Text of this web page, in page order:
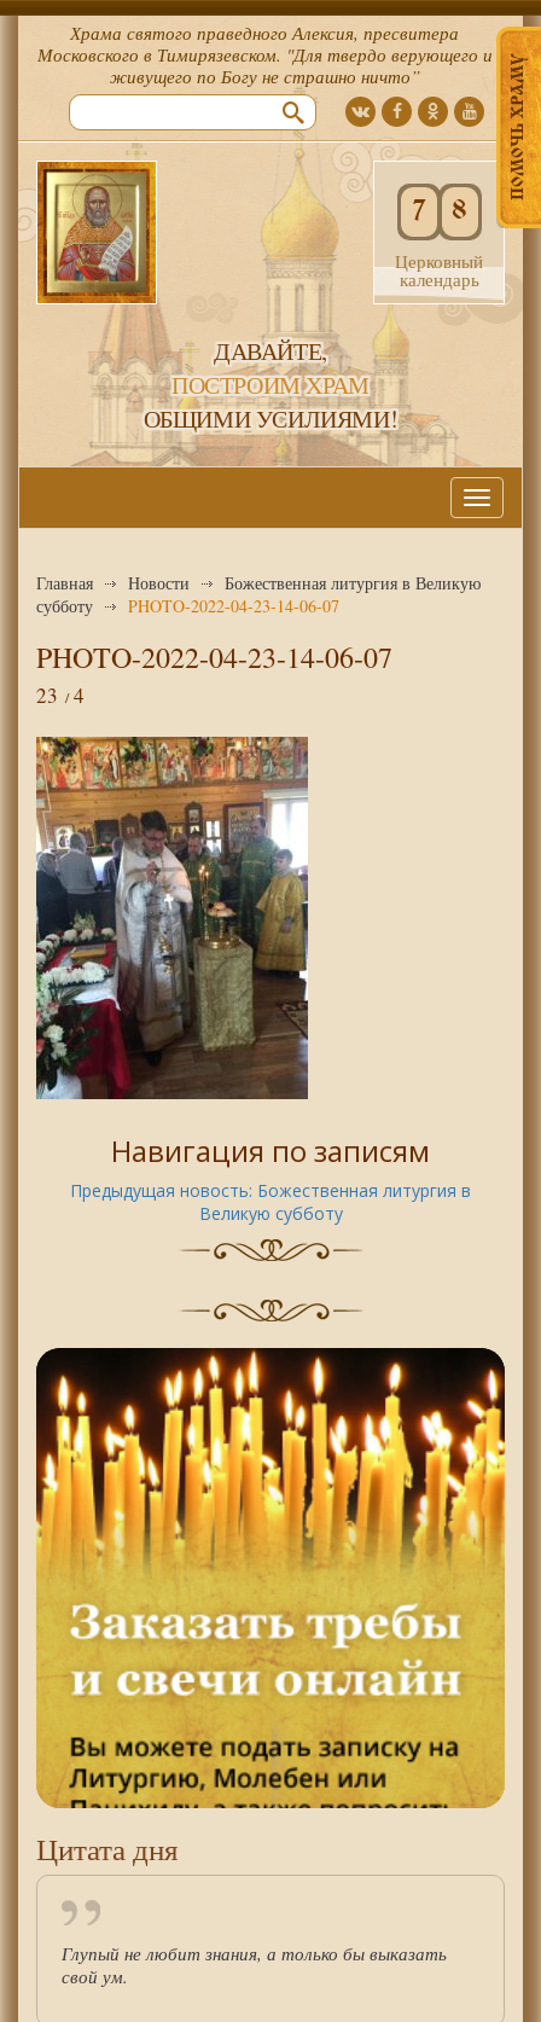
ПОМОЧЬ ХРАМУ
Храма святого праведного Алексия, пресвитера
Московского в Тимирязевском. "Для твердо верующего и
живущего по Богу не страшно ничто”
7 8
Церковный
календарь
ДАВАЙТЕ,
ПОСТРОИМ ХРАМ
ОБЩИМИ УСИЛИЯМИ!
Меню
Главная Новости
Божественная литургия в Великую
субботу
PHOTO-2022-04-23-14-06-07
PHOTO-2022-04-23-14-06-07
23 4
Навигация по записям
Предыдущая новость: Божественная литургия в
Великую субботу
Цитата дня
Глупый не любит знания, а только бы выказать
свой ум.